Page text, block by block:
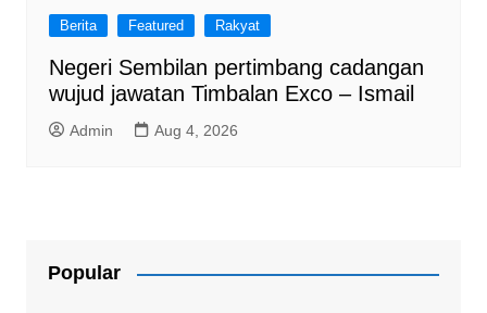
Berita Featured Rakyat
Negeri Sembilan pertimbang cadangan
wujud jawatan Timbalan Exco – Ismail
Admin Aug 4, 2026
Popular